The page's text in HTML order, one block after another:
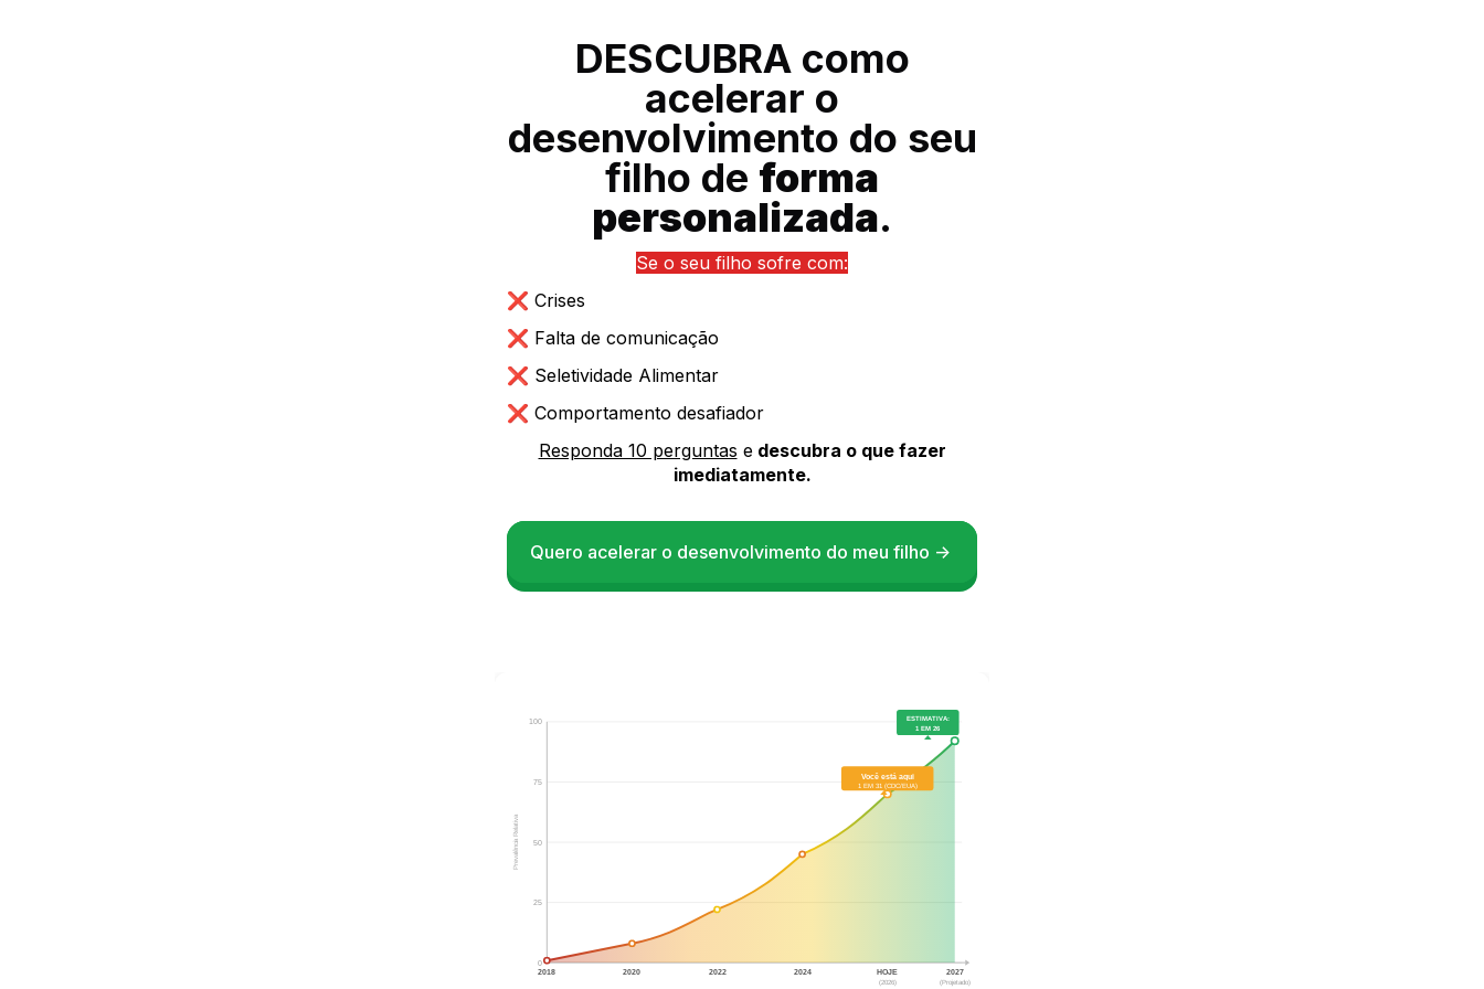
DESCUBRA como
acelerar o
desenvolvimento do seu
filho de forma
personalizada.
Se o seu filho sofre com:
❌ Crises
❌ Falta de comunicação
❌ Seletividade Alimentar
❌ Comportamento desafiador
Responda 10 perguntas edescubra o que fazer
imediatamente.
Quero acelerar o desenvolvimento do meu filho ->
100
75
50
25
0
Prevalência Relativa
Você está aqui
1 EM 31 (CDC/EUA)
ESTIMATIVA:
1 EM 26
2018 2020 2022 2024 HOJE
(2026)
2027
(Projetado)